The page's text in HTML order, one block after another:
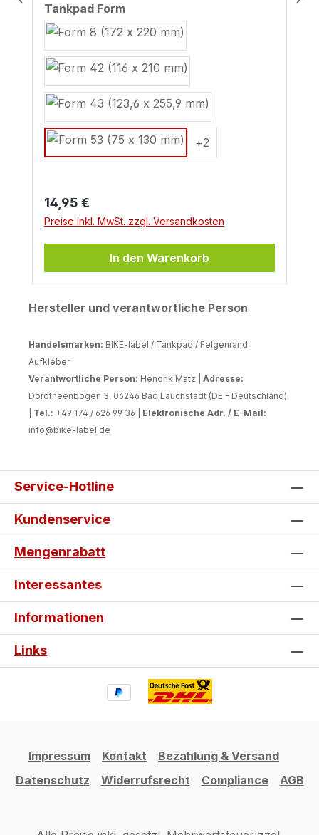
Tankpad Formauswählen
+2
Regulärer Preis:
14,95 €
Preise inkl. MwSt. zzgl. Versandkosten
In den Warenkorb
Hersteller und verantwortliche Person
Handelsmarken: BIKE-label / Tankpad / Felgenrand
Aufkleber
Verantwortliche Person: Hendrik Matz | Adresse:
Dorotheenbogen 3, 06246 Bad Lauchstädt (DE - Deutschland)
Tel.: +49 174 / 626 99 36 | Elektronische Adr. / E-Mail:
info@bike-label.de
Service-Hotline
Kundenservice
Mengenrabatt
Interessantes
Informationen
Links
Impressum Kontakt
Bezahlung & Versand
Datenschutz
Widerrufsrecht Compliance AGB